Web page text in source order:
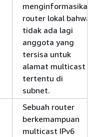
menginformasikan
router lokal bahwa
tidak ada lagi
anggota yang
tersisa untuk
alamat multicast
tertentu di
subnet.
Sebuah router
berkemampuan
multicast IPv6